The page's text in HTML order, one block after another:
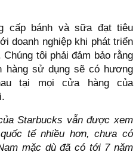
cấp bánh và sữa đạt tiêu
doanh nghiệp khi phát triển
tôi phải đảm bảo rằng
hàng sử dụng sẽ có hương
tại mọi cửa hàng của
Starbucks vẫn được xem
tế nhiều hơn, chưa có
mặc dù đã có tới 7 năm